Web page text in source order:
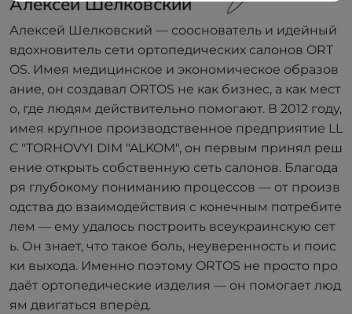
Алексей Шелковский — сооснователь и идейный
вдохновитель сети ортопедических салонов ORT
OS. Имея медицинское и экономическое образов
ание, он создавал ORTOS не как бизнес, а как мест
о, где людям действительно помогают. В 2012 году,
имея крупное производственное предприятие LL
C "TORHOVYI DIM "ALKOM", он первым принял реш
ение открыть собственную сеть салонов. Благода
ря глубокому пониманию процессов — от произв
одства до взаимодействия с конечным потребите
лем — ему удалось построить всеукраинскую сет
ь. Он знает, что такое боль, неуверенность и поис
ки выхода. Именно поэтому ORTOS не просто про
даёт ортопедические изделия — он помогает люд
ям двигаться вперёд.